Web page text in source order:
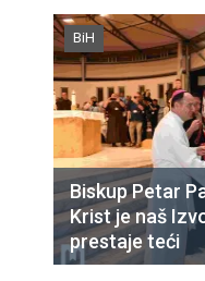
BiH
Biskup Petar
Krist je naš
prestaje teći